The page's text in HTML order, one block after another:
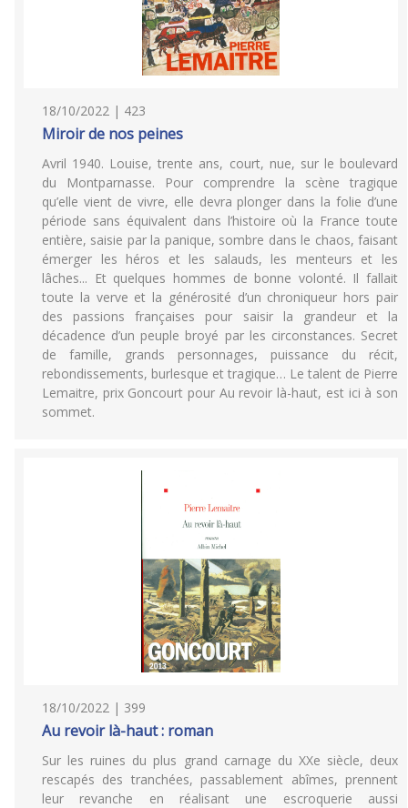
18/10/2022 | 423
Miroir de nos peines
Avril 1940. Louise, trente ans, court, nue, sur le boulevard
du Montparnasse. Pour comprendre la scène tragique
qu’elle vient de vivre, elle devra plonger dans la folie d’une
période sans équivalent dans l’histoire où la France toute
entière, saisie par la panique, sombre dans le chaos, faisant
émerger les héros et les salauds, les menteurs et les
lâches... Et quelques hommes de bonne volonté. Il fallait
toute la verve et la générosité d’un chroniqueur hors pair
des passions françaises pour saisir la grandeur et la
décadence d’un peuple broyé par les circonstances. Secret
de famille, grands personnages, puissance du récit,
rebondissements, burlesque et tragique… Le talent de Pierre
Lemaitre, prix Goncourt pour Au revoir là-haut, est ici à son
sommet.
18/10/2022 | 399
Au revoir là-haut : roman
Sur les ruines du plus grand carnage du XXe siècle, deux
rescapés des tranchées, passablement abîmes, prennent
leur revanche en réalisant une escroquerie aussi